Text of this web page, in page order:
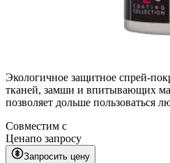
Экологичное защитное спрей-
тканей, замши и впитывающих
позволяет дольше пользоваться
Совместим с
Ценапо запросу
Запросить цену